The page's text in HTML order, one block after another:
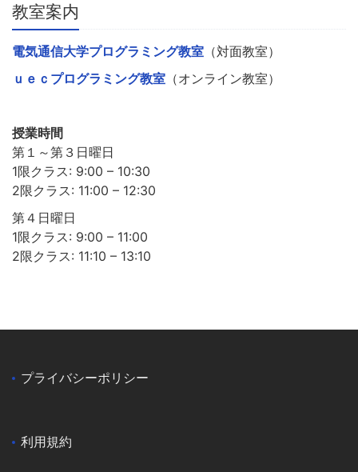
教室案内
電気通信大学プログラミング教室 （対面教室）
ｕｅｃプログラミング教室 （オンライン教室）
授業時間
第１～第３日曜日
1限クラス: 9:00 – 10:30
2限クラス: 11:00 – 12:30
第４日曜日
1限クラス: 9:00 – 11:00
2限クラス: 11:10 – 13:10
プライバシーポリシー
利用規約